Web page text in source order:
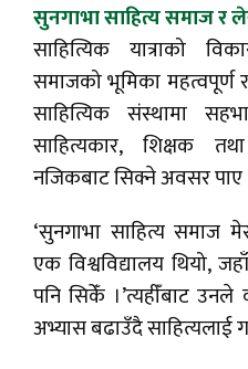
सुनगाभा साहित्य समाज र
साहित्यिक यात्राको
समाजको भूमिका महत्वपूर्ण
साहित्यिक संस्थामा
साहित्यकार, शिक्षक
नजिकबाट सिक्ने अवसर पाए
‘सुनगाभा साहित्य समाज
एक विश्वविद्यालय थियो,
पनि सिकेँ ।’त्यहीँबाट
अभ्यास बढाउँदै साहित्यलाई